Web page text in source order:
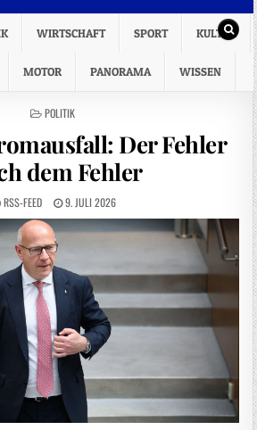
WIRTSCHAFT SPORT KULTUR
MOTOR PANORAMA WISSEN
POSTED
POLITIK
Der Fehler
dem Fehler
RSS-FEED 9. JULI 2026